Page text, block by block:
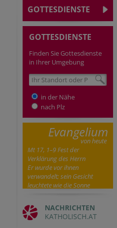
GOTTESDIENSTE
GOTTESDIENSTE
Finden Sie Gottesdienste
in Ihrer Umgebung
in der Nähe
nach Plz
Evangelium
von heute
Mt 17, 1–9 Fest der
Verklärung des Herrn
Er wurde vor ihnen
verwandelt; sein Gesicht
leuchtete wie die Sonne
NACHRICHTEN
KATHOLISCH.AT